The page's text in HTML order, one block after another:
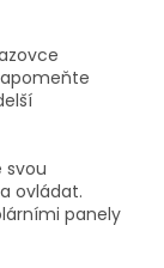
svou
ovládat.
panely